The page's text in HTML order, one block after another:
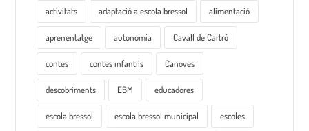
activitats adaptació a escola bressol alimentació
aprenentatge autonomia Cavall de Cartró
contes contes infantils Cànoves
descobriments EBM educadores
escola bressol escola bressol municipal escoles